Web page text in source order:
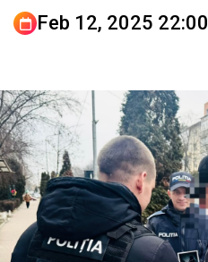
Feb 12, 2025 22:00